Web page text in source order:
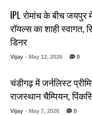
IPL रोमांच के बीच जयपुर
रॉयल्स का शाही स्वागत,
डिनर
Vijay - May 12, 2026 0
चंडीगढ़ में जर्नलिस्ट
राजस्थान चैम्पियन,
Vijay - May 7, 2026 0